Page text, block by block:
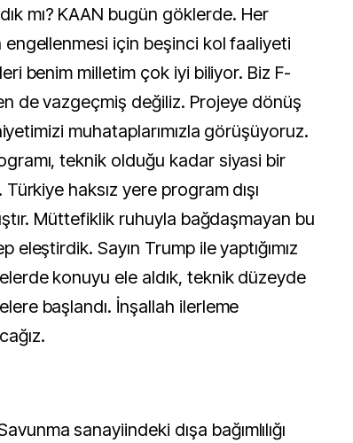
mı? KAAN bugün göklerde. Her
engellenmesi için beşinci kol faaliyeti
benim milletim çok iyi biliyor. Biz F-
de vazgeçmiş değiliz. Projeye dönüş
muhataplarımızla görüşüyoruz.
teknik olduğu kadar siyasi bir
haksız yere program dışı
Müttefiklik ruhuyla bağdaşmayan bu
eleştirdik. Sayın Trump ile yaptığımız
konuyu ele aldık, teknik düzeyde
başlandı. İnşallah ilerleme
sanayiindeki dışa bağımlılığı